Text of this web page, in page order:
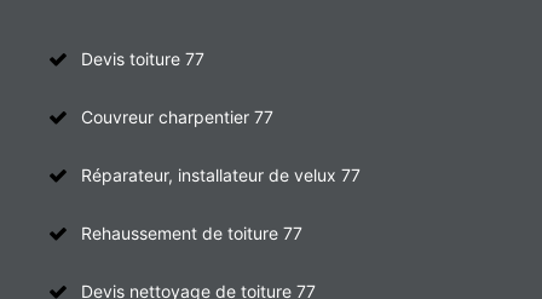
Devis toiture 77
Couvreur charpentier 77
Réparateur, installateur de velux 77
Rehaussement de toiture 77
Devis nettoyage de toiture 77